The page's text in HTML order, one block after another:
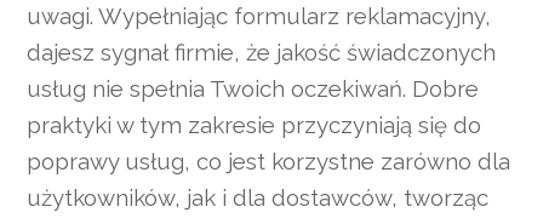
uwagi. Wypełniając formularz reklamacyjny,
dajesz sygnał firmie, że jakość świadczonych
usług nie spełnia Twoich oczekiwań. Dobre
praktyki w tym zakresie przyczyniają się do
poprawy usług, co jest korzystne zarówno dla
użytkowników, jak i dla dostawców, tworząc